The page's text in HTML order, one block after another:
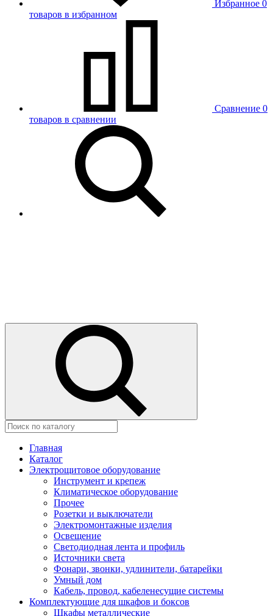
Избранное 0
товаров в избранном
Сравнение 0
товаров в сравнении
Главная
Каталог
Электрощитовое оборудование
Инструмент и крепеж
Климатическое оборудование
Прочее
Розетки и выключатели
Электромонтажные изделия
Освещение
Светодиодная лента и профиль
Источники света
Фонари, звонки, удлинители, батарейки
Умный дом
Кабель, провод, кабеленесущие системы
Комплектующие для шкафов и боксов
Шкафы металлические